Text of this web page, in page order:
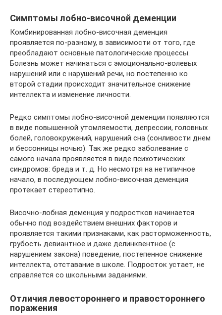
Симптомы лобно-височной деменции
Комбинированная лобно-височная деменция
проявляется по-разному, в зависимости от того, где
преобладают основные патологические процессы.
Болезнь может начинаться с эмоционально-волевых
нарушений или с нарушений речи, но постепенно ко
второй стадии происходит значительное снижение
интеллекта и изменение личности.
Редко симптомы лобно-височной деменции появляются
в виде повышенной утомляемости, депрессии, головных
болей, головокружений, нарушений сна (сонливости днем
и бессонницы ночью). Так же редко заболевание с
самого начала проявляется в виде психотических
синдромов: бреда и т. д. Но несмотря на нетипичное
начало, в последующем лобно-височная деменция
протекает стереотипно.
Височно-лобная деменция у подростков начинается
обычно под воздействием внешних факторов и
проявляется такими признаками, как расторможенность,
грубость девиантное и даже делинквентное (с
нарушением закона) поведение, постепенное снижение
интеллекта, отставание в школе. Подросток устает, не
справляется со школьными заданиями.
Отличия левостороннего и правостороннего
поражения